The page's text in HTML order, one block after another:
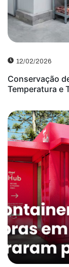
12/02/2026
Conservação
Temperatura e